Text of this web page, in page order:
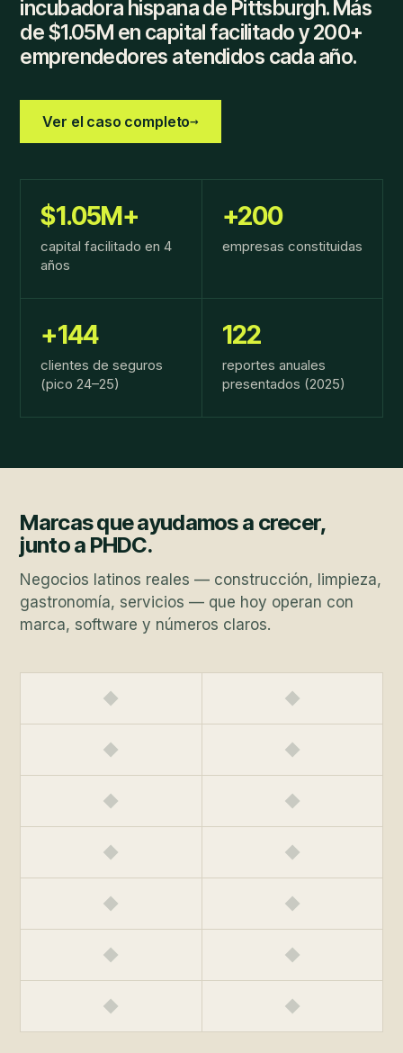
incubadora hispana de Pittsburgh. Más
de $1.05M en capital facilitado y 200+
emprendedores atendidos cada año.
Ver el caso completo→
$1.05M+
capital facilitado en 4
años
+200
empresas constituidas
+144
clientes de seguros
(pico 24–25)
122
reportes anuales
presentados (2025)
Marcas que ayudamos a crecer,
junto a PHDC.
Negocios latinos reales — construcción, limpieza,
gastronomía, servicios — que hoy operan con
marca, software y números claros.